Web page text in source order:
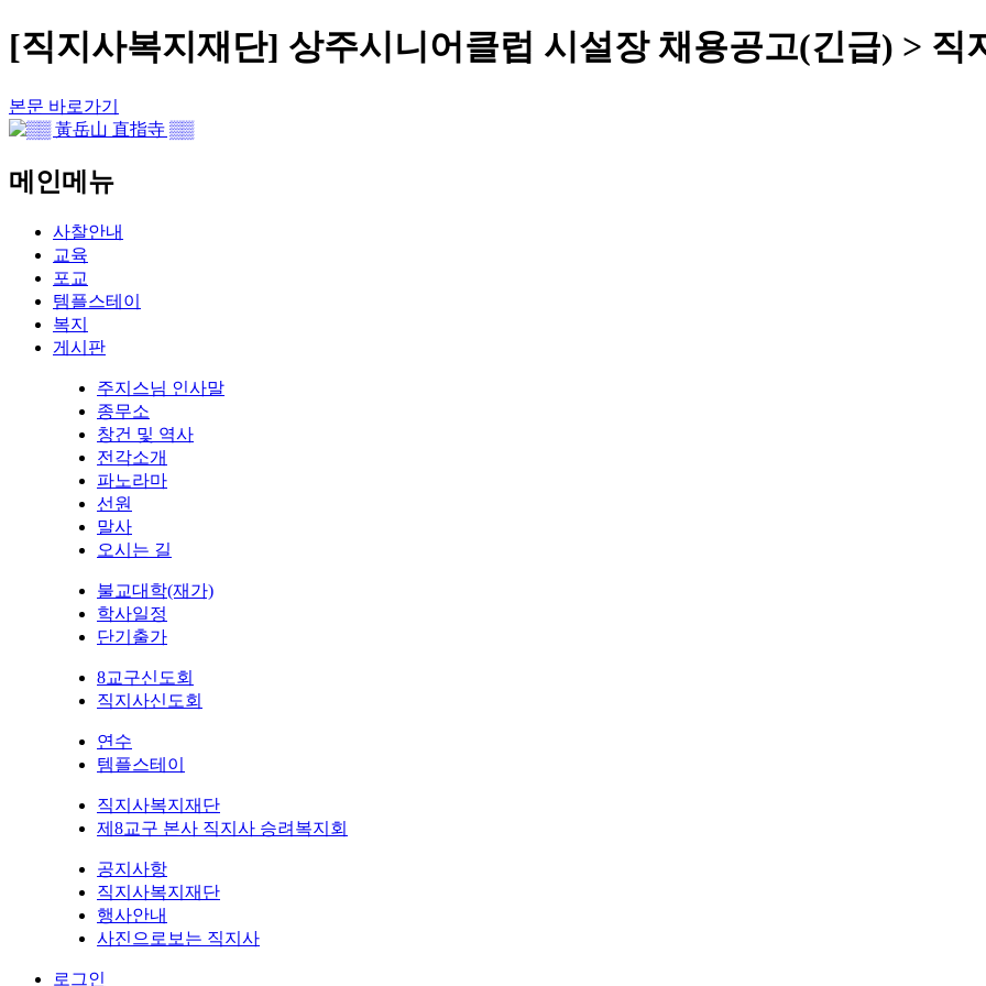
[직지사복지재단] 상주시니어클럽 시설장 채용공고(긴급) > 직
본문 바로가기
메인메뉴
사찰안내
교육
포교
템플스테이
복지
게시판
주지스님 인사말
종무소
창건 및 역사
전각소개
파노라마
선원
말사
오시는 길
불교대학(재가)
학사일정
단기출가
8교구신도회
직지사신도회
연수
템플스테이
직지사복지재단
제8교구 본사 직지사 승려복지회
공지사항
직지사복지재단
행사안내
사진으로보는 직지사
로그인